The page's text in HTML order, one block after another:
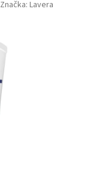
Značka: Lavera